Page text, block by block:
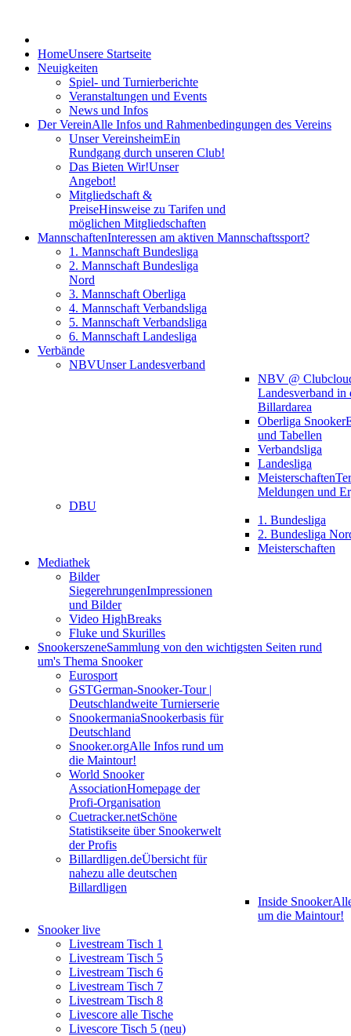
HomeUnsere Startseite
Neuigkeiten
Spiel- und Turnierberichte
Veranstaltungen und Events
News und Infos
Der VereinAlle Infos und Rahmenbedingungen des Vereins
Unser VereinsheimEin
Rundgang durch unseren Club!
Das Bieten Wir!Unser
Angebot!
Mitgliedschaft &
PreiseHinsweise zu Tarifen und
möglichen Mitgliedschaften
MannschaftenInteressen am aktiven Mannschaftssport?
1. Mannschaft Bundesliga
2. Mannschaft Bundesliga
Nord
3. Mannschaft Oberliga
4. Mannschaft Verbandsliga
5. Mannschaft Verbandsliga
6. Mannschaft Landesliga
Verbände
NBVUnser Landesverband
NBV @
Landesverband in
Billardarea
Oberliga Snooker
und Tabellen
Verbandsliga
Landesliga
Meisterschaften
Meldungen und
DBU
1. Bundesliga
2. Bundesliga
Meisterschaften
Mediathek
Bilder
SiegerehrungenImpressionen
und Bilder
Video HighBreaks
Fluke und Skurilles
SnookerszeneSammlung von den wichtigsten Seiten rund
um's Thema Snooker
Eurosport
GSTGerman-Snooker-Tour |
Deutschlandweite Turnierserie
SnookermaniaSnookerbasis für
Deutschland
Snooker.orgAlle Infos rund um
die Maintour!
World Snooker
AssociationHomepage der
Profi-Organisation
Cuetracker.netSchöne
Statistikseite über Snookerwelt
der Profis
Billardligen.deÜbersicht für
nahezu alle deutschen
Billardligen
Inside Snooker
um die Maintour!
Snooker live
Livestream Tisch 1
Livestream Tisch 5
Livestream Tisch 6
Livestream Tisch 7
Livestream Tisch 8
Livescore alle Tische
Livescore Tisch 5 (neu)